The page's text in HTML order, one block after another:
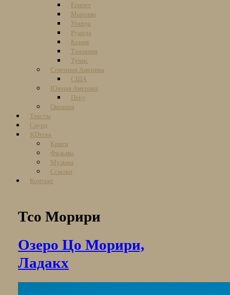
Египет
Марокко
Уганда
Руанда
Кения
Танзания
Тунис
Северная Америка
США
Южная Америка
Перу
Океания
Тексты
Саунд
KDтека
Книги
Фильмы
Музыка
Ссылки
Контакт
Тсо Морири
Озеро Цо Морири,
Ладакх